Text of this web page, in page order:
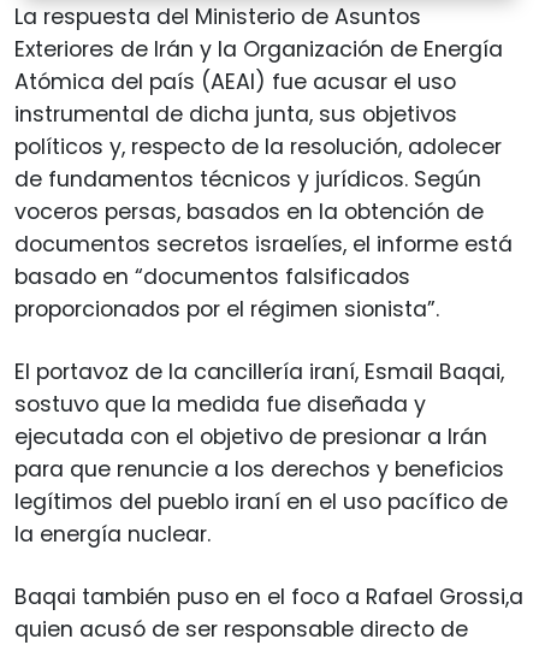
La respuesta del Ministerio de Asuntos
Exteriores de Irán y la Organización de Energía
Atómica del país (AEAI) fue acusar el uso
instrumental de dicha junta, sus objetivos
políticos y, respecto de la resolución, adolecer
de fundamentos técnicos y jurídicos. Según
voceros persas, basados en la obtención de
documentos secretos israelíes, el informe está
basado en “documentos falsificados
proporcionados por el régimen sionista”.
El portavoz de la cancillería iraní, Esmail Baqai,
sostuvo que la medida fue diseñada y
ejecutada con el objetivo de presionar a Irán
para que renuncie a los derechos y beneficios
legítimos del pueblo iraní en el uso pacífico de
la energía nuclear.
Baqai también puso en el foco a Rafael Grossi,a
quien acusó de ser responsable directo de